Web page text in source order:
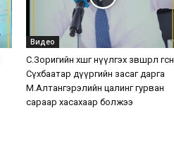
Видео
С.Зоригийн хөшөөг нүүлгэх зөвшөөрөл өгсөн
Сүхбаатар дүүргийн засаг дарга
М.Алтангэрэлийн цалинг гурван
сараар хасахаар болжээ